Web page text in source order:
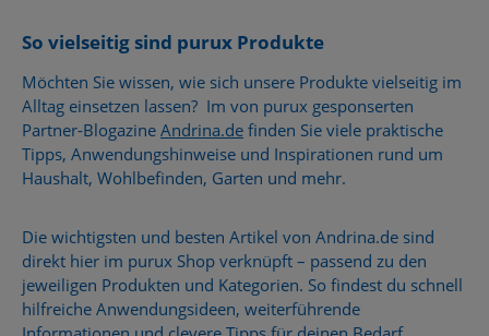
So vielseitig sind purux Produkte
Möchten Sie wissen, wie sich unsere Produkte vielseitig im
Alltag einsetzen lassen? Im von purux gesponserten
Partner-Blogazine Andrina.de finden Sie viele praktische
Tipps, Anwendungshinweise und Inspirationen rund um
Haushalt, Wohlbefinden, Garten und mehr.
Die wichtigsten und besten Artikel von Andrina.de sind
direkt hier im purux Shop verknüpft – passend zu den
jeweiligen Produkten und Kategorien. So findest du schnell
hilfreiche Anwendungsideen, weiterführende